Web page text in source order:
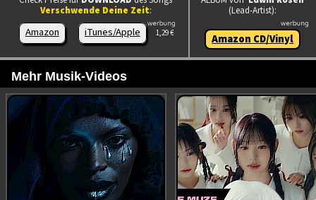
Verschwende Deine Zeit:
Amazon iTunes/Apple 1,29 €
(Lead-Artist):
Amazon CD/Vinyl
Mehr Musik-Videos